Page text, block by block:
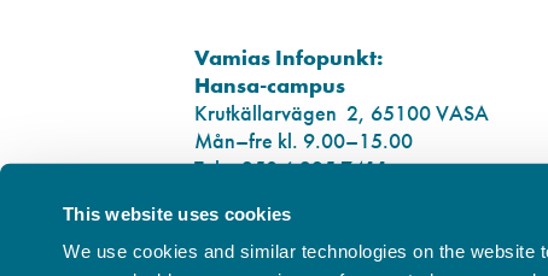
This website uses cookies
We use cookies and similar technologies on the
Vamias Infopunkt:
Hansa-campus
Krutkällarvägen 2, 65100 VASA
Mån–fre kl. 9.00–15.00
Tel. +358 6 325 7411
Sampo-campus
Smedsbyvägen 16, 65100 VASA